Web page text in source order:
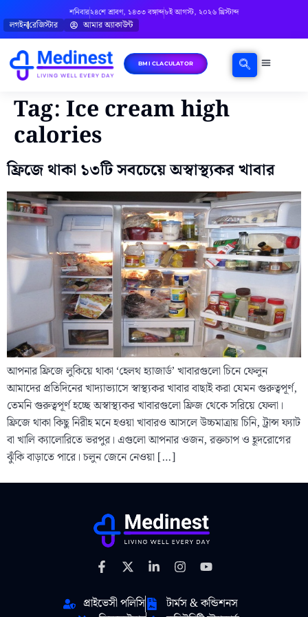
শনিবার২৪শে শ্রাবণ, ১৪৩৩ বঙ্গাব্দ৮ই আগস্ট, ২০২৬ খ্রিস্টাব্দ
লগইনরেজিস্টার আমার অ্যাকাউন্ট
BMI CLACULATOR
Tag:Ice cream high
calories
ফ্রিজে থাকা ১৩টি সবচেয়ে অস্বাস্থ্যকর খাবার
আপনার ফ্রিজে লুকিয়ে থাকা ‘হেলথ হ্যাজার্ড’ খাবারগুলো চিনে ফেলুন
আমাদের প্রতিদিনের খাদ্যাভ্যাসে স্বাস্থ্যকর খাবার বাছাই করা যেমন গুরুত্বপূর্ণ,
তেমনি গুরুত্বপূর্ণ হচ্ছে অস্বাস্থ্যকর খাবারগুলো ফ্রিজ থেকে সরিয়ে ফেলা।
ফ্রিজে থাকা কিছু নিরীহ মনে হওয়া খাবারও আসলে উচ্চমাত্রায় চিনি, ট্রান্স ফ্যাট
বা খালি ক্যালোরিতে ভরপুর। এগুলো আপনার ওজন, রক্তচাপ ও হূদরোগের
ঝুঁকি বাড়াতে পারে। চলুন জেনে নেওয়া […]
প্রাইভেসী পলিসি
টার্মস & কন্ডিশনস